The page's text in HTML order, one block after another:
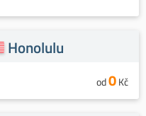
Honolulu
od0Kč